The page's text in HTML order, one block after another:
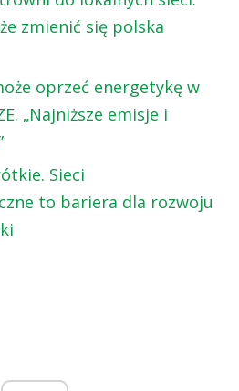
zmienić się polska
oprzeć energetykę w
„Najniższe emisje i
Sieci
to bariera dla rozwoju